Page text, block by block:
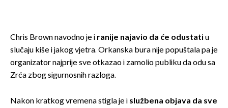
Chris Brown navodno je i ranije najavio da će odustati u
slučaju kiše i jakog vjetra. Orkanska bura nije popuštala pa je
organizator najprije sve otkazao i zamolio publiku da odu sa
Zrća zbog sigurnosnih razloga.
Nakon kratkog vremena stigla je i službena objava da sve